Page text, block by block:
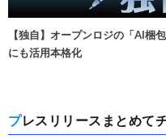
【独自】オープンロジの「AI梱
にも活用本格化
プレスリリースまとめて